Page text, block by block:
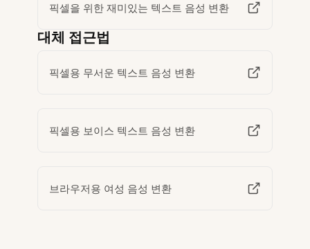
픽셀을 위한 재미있는 텍스트 음성 변환
대체 접근법
픽셀용 무서운 텍스트 음성 변환
픽셀용 보이스 텍스트 음성 변환
브라우저용 여성 음성 변환